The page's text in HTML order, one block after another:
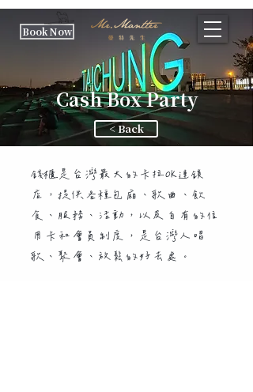
Book Now
Cash Box Party
< Back
錢櫃是台灣最大的卡拉OK連鎖
店，提供各種包廂、歌曲、飲
食、服務、活動，以及自有的信
用卡和會員制度，是台灣人唱
歌、聚會、放鬆的好去處。